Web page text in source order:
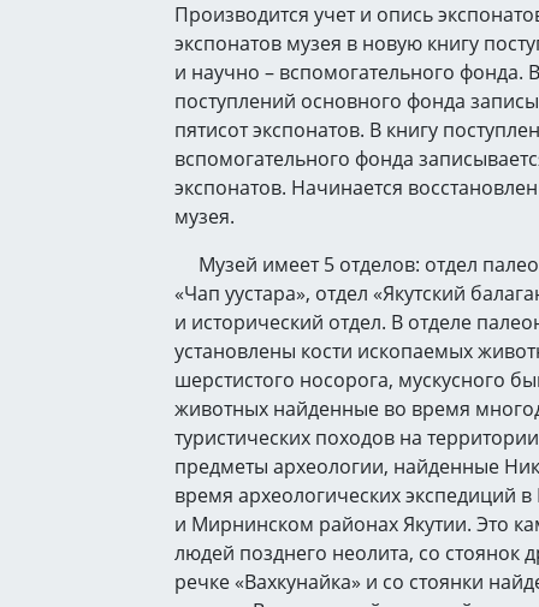
Производится учет и опись
экспонатов музея в новую книгу
и научно – вспомогательного фонда.
поступлений основного фонда
пятисот экспонатов. В книгу
вспомогательного фонда
экспонатов. Начинается
музея.
Музей имеет 5 отделов: отдел
«Чап уустара», отдел «Якутский
и исторический отдел. В отделе
установлены кости ископаемых
шерстистого носорога, мускусного
животных найденные во время
туристических походов на
предметы археологии, найденные
время археологических экспедиций
и Мирнинском районах Якутии. Это
людей позднего неолита, со стоянок
речке «Вахкунайка» и со стоянки